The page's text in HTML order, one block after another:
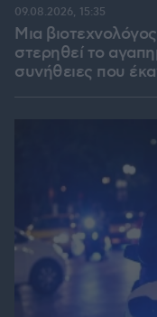
Μια
στερηθεί το
συνήθειες που
09.08.2026, 15:35